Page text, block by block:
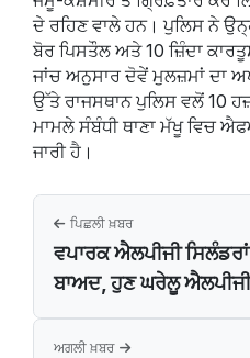
ਦੇ ਰਹਿਣ ਵਾਲੇ ਹਨ। ਪੁਲਿਸ ਨੇ
ਬੋਰ ਪਿਸਤੌਲ ਅਤੇ 10 ਜ਼ਿੰਦਾ
ਜਾਂਚ ਅਨੁਸਾਰ ਦੋਵੇਂ ਮੁਲਜ਼ਮਾਂ ਦਾ
ਉੱਤੇ ਰਾਜਸਥਾਨ ਪੁਲਿਸ ਵਲੋਂ 10
ਮਾਮਲੇ ਸੰਬੰਧੀ ਥਾਣਾ ਮੱਖੂ ਵਿਚ
ਜਾਰੀ ਹੈ।
ਪਿਛਲੀ ਖ਼ਬਰ
ਵਪਾਰਕ ਐਲਪੀਜੀ
ਬਾਅਦ, ਹੁਣ ਘਰੇਲੂ ਐਲਪੀਜੀ
ਅਗਲੀ ਖ਼ਬਰ